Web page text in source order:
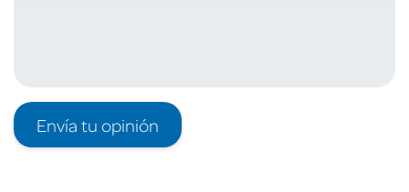
Envía tu opinión